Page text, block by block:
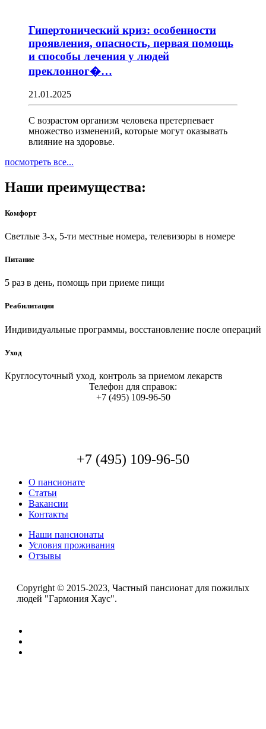
Гипертонический криз: особенности
проявления, опасность, первая помощь
и способы лечения у людей
преклонног�…
21.01.2025
С возрастом организм человека претерпевает
множество изменений, которые могут оказывать
влияние на здоровье.
посмотреть все...
Наши преимущества:
Комфорт
Светлые 3-х, 5-ти местные номера, телевизоры в номере
Питание
5 раз в день, помощь при приеме пищи
Реабилитация
Индивидуальные программы, восстановление после операций
Уход
Круглосуточный уход, контроль за приемом лекарств
Телефон для справок:
+7 (495) 109-96-50
+7 (495) 109-96-50
О пансионате
Статьи
Вакансии
Контакты
Наши пансионаты
Условия проживания
Отзывы
Copyright © 2015-2023, Частный пансионат для пожилых
людей "Гармония Хаус".